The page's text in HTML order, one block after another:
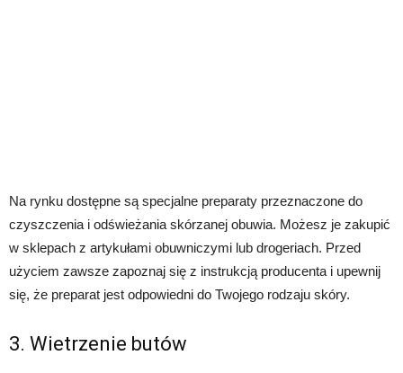
Na rynku dostępne są specjalne preparaty przeznaczone do
czyszczenia i odświeżania skórzanej obuwia. Możesz je zakupić
w sklepach z artykułami obuwniczymi lub drogeriach. Przed
użyciem zawsze zapoznaj się z instrukcją producenta i upewnij
się, że preparat jest odpowiedni do Twojego rodzaju skóry.
3. Wietrzenie butów